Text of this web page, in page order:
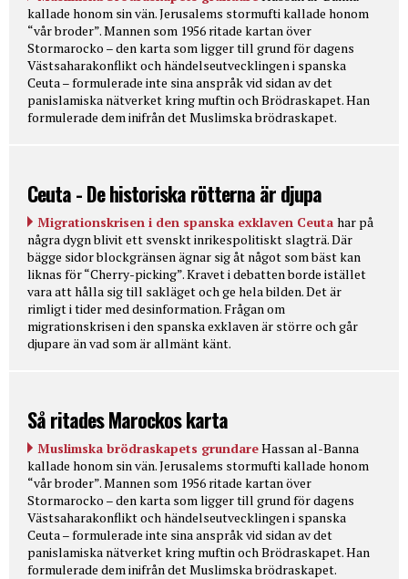
kallade honom sin vän. Jerusalems stormufti kallade honom
“vår broder”. Mannen som 1956 ritade kartan över
Stormarocko – den karta som ligger till grund för dagens
Västsaharakonflikt och händelseutvecklingen i spanska
Ceuta – formulerade inte sina anspråk vid sidan av det
panislamiska nätverket kring muftin och Brödraskapet. Han
formulerade dem inifrån det Muslimska brödraskapet.
Ceuta - De historiska rötterna är djupa
Migrationskrisen i den spanska exklaven Ceuta har på
några dygn blivit ett svenskt inrikespolitiskt slagträ. Där
bägge sidor blockgränsen ägnar sig åt något som bäst kan
liknas för “Cherry-picking”. Kravet i debatten borde istället
vara att hålla sig till sakläget och ge hela bilden. Det är
rimligt i tider med desinformation. Frågan om
migrationskrisen i den spanska exklaven är större och går
djupare än vad som är allmänt känt.
Så ritades Marockos karta
Muslimska brödraskapets grundareHassan al-Banna
kallade honom sin vän. Jerusalems stormufti kallade honom
“vår broder”. Mannen som 1956 ritade kartan över
Stormarocko – den karta som ligger till grund för dagens
Västsaharakonflikt och händelseutvecklingen i spanska
Ceuta – formulerade inte sina anspråk vid sidan av det
panislamiska nätverket kring muftin och Brödraskapet. Han
formulerade dem inifrån det Muslimska brödraskapet.